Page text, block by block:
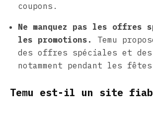
coupons.
Ne manquez pas les offres
les promotions.
Temu
des offres spéciales et des
notamment pendant les
Temu est-il un site